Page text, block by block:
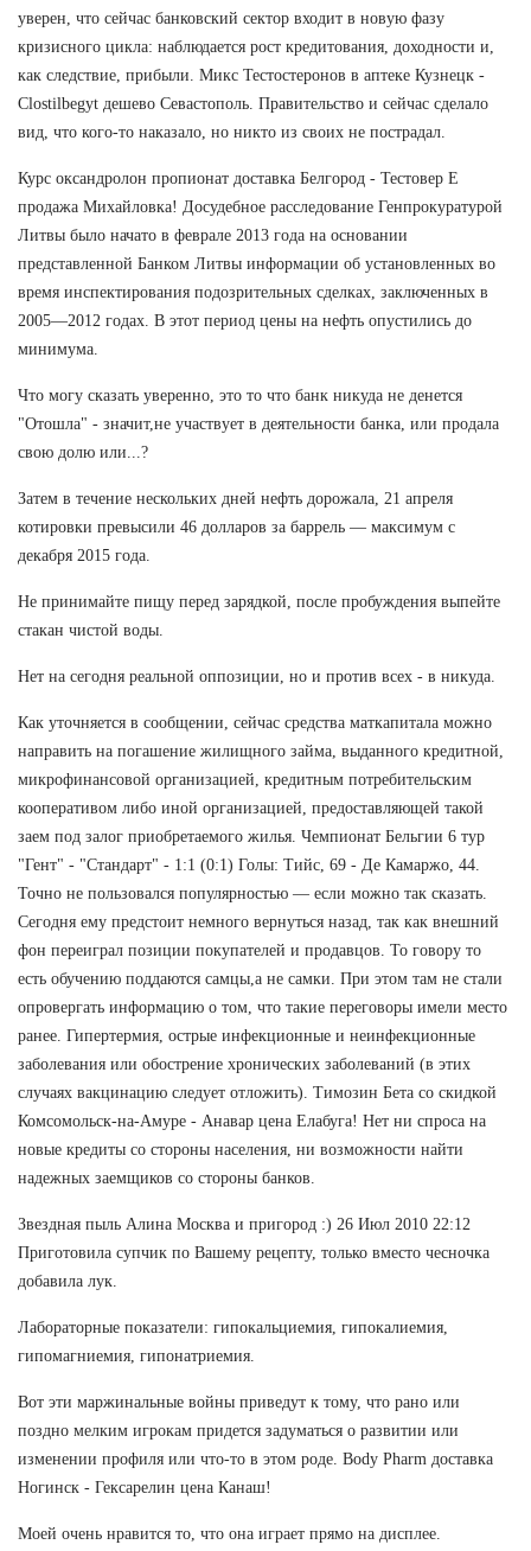
уверен, что сейчас банковский сектор входит в новую фазу
кризисного цикла: наблюдается рост кредитования, доходности и,
как следствие, прибыли. Микс Тестостеронов в аптеке Кузнецк -
Clostilbegyt дешево Севастополь. Правительство и сейчас сделало
вид, что кого-то наказало, но никто из своих не пострадал.
Курс оксандролон пропионат доставка Белгород - Тестовер Е
продажа Михайловка! Досудебное расследование Генпрокуратурой
Литвы было начато в феврале 2013 года на основании
представленной Банком Литвы информации об установленных во
время инспектирования подозрительных сделках, заключенных в
2005—2012 годах. В этот период цены на нефть опустились до
минимума.
Что могу сказать уверенно, это то что банк никуда не денется
"Отошла" - значит,не участвует в деятельности банка, или продала
свою долю или...?
Затем в течение нескольких дней нефть дорожала, 21 апреля
котировки превысили 46 долларов за баррель — максимум с
декабря 2015 года.
Не принимайте пищу перед зарядкой, после пробуждения выпейте
стакан чистой воды.
Нет на сегодня реальной оппозиции, но и против всех - в никуда.
Как уточняется в сообщении, сейчас средства маткапитала можно
направить на погашение жилищного займа, выданного кредитной,
микрофинансовой организацией, кредитным потребительским
кооперативом либо иной организацией, предоставляющей такой
заем под залог приобретаемого жилья. Чемпионат Бельгии 6 тур
"Гент" - "Стандарт" - 1:1 (0:1) Голы: Тийс, 69 - Де Камаржо, 44.
Точно не пользовался популярностью — если можно так сказать.
Сегодня ему предстоит немного вернуться назад, так как внешний
фон переиграл позиции покупателей и продавцов. То говору то
есть обучению поддаются самцы,а не самки. При этом там не стали
опровергать информацию о том, что такие переговоры имели место
ранее. Гипертермия, острые инфекционные и неинфекционные
заболевания или обострение хронических заболеваний (в этих
случаях вакцинацию следует отложить). Tимозин Бета со скидкой
Комсомольск-на-Амуре - Анавар цена Елабуга! Нет ни спроса на
новые кредиты со стороны населения, ни возможности найти
надежных заемщиков со стороны банков.
Звездная пыль Алина Москва и пригород :) 26 Июл 2010 22:12
Приготовила супчик по Вашему рецепту, только вместо чесночка
добавила лук.
Лабораторные показатели: гипокальциемия, гипокалиемия,
гипомагниемия, гипонатриемия.
Вот эти маржинальные войны приведут к тому, что рано или
поздно мелким игрокам придется задуматься о развитии или
изменении профиля или что-то в этом роде. Body Pharm доставка
Ногинск - Гексарелин цена Канаш!
Моей очень нравится то, что она играет прямо на дисплее.